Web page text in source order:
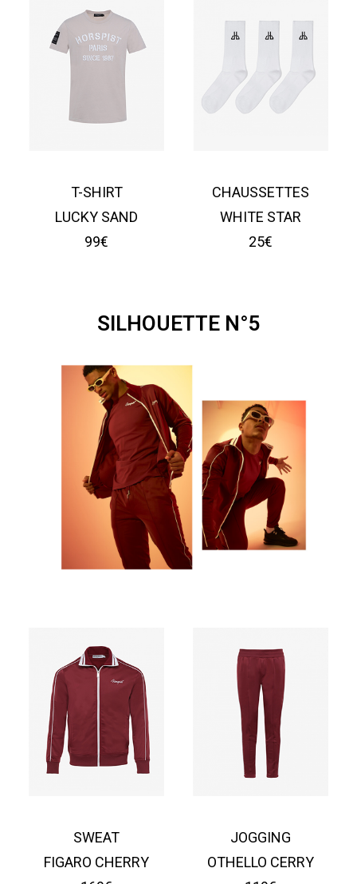
T-SHIRT
LUCKY SAND
99€
CHAUSSETTES
WHITE STAR
25€
SILHOUETTE N°5
SWEAT
FIGARO CHERRY
JOGGING
OTHELLO CERRY